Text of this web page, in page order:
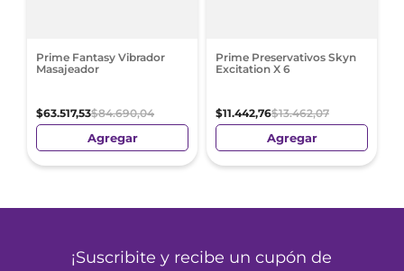
Prime Fantasy Vibrador
Masajeador
$63.517,53$84.690,04
Agregar
Prime Preservativos Skyn
Excitation X 6
$11.442,76$13.462,07
Agregar
¡Suscribite y recibe un cupón de